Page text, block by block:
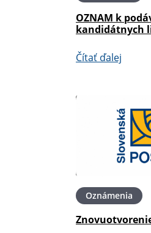
OZNAM k
kandidátnych
Čítať ďalej
Oznámenia